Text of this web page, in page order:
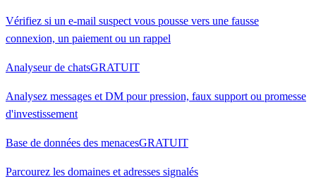
Vérifiez si un e-mail suspect vous pousse vers une fausse
connexion, un paiement ou un rappel
Analyseur de chatsGRATUIT
Analysez messages et DM pour pression, faux support ou promesse
d'investissement
Base de données des menacesGRATUIT
Parcourez les domaines et adresses signalés